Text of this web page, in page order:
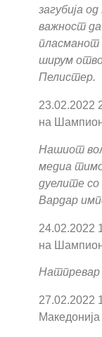
загубија
важност
пласманот
ширум
Пелистер.
23.02.2022
на
Нашиот
медиа
дуелите
Вардар
24.02.2022
на
Натпревар
27.02.2022